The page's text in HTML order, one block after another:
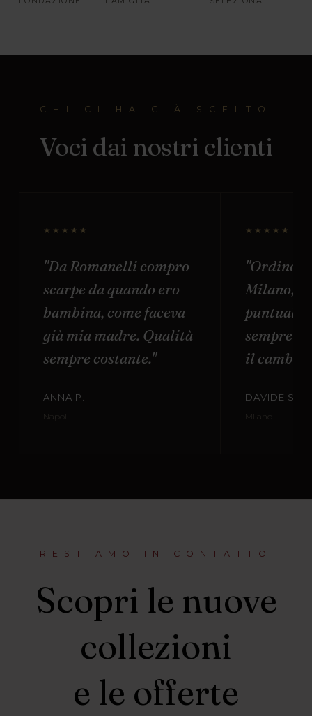
CHI CI HA GIÀ SCELTO
Voci dai nostri clienti
★★★★★
"Da Romanelli compro
scarpe da quando ero
bambina, come faceva
già mia madre. Qualità
sempre costante."
ANNA P.
Napoli
★★★★★
"Ordino
Milano,
puntuale
sempre
il cambio
DAVIDE S.
Milano
RESTIAMO IN CONTATTO
Scopri le nuove
collezioni
e le offerte